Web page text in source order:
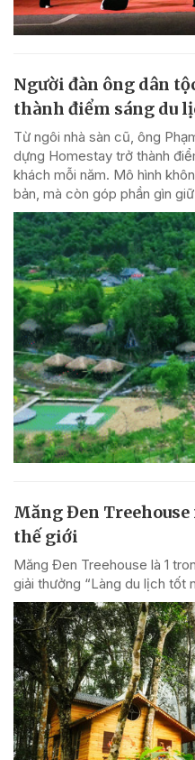
Người đàn ông dân
thành điểm sáng du
Từ ngôi nhà sàn cũ, ông
dựng Homestay trở thành
khách mỗi năm. Mô hình
bản, mà còn góp phần gìn
Măng Đen
thế giới
Măng Đen Treehouse là 1
giải thưởng “Làng du lịch tốt